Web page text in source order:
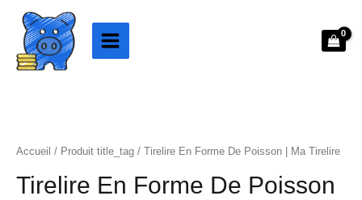
contenu
Accueil / Produit title_tag / Tirelire En Forme De Poisson | Ma Tirelire
Tirelire En Forme De Poisson